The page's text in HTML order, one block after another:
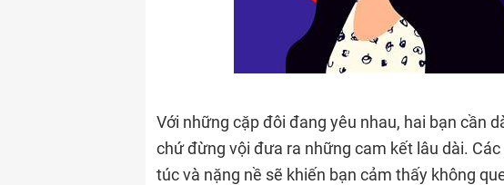
Với những cặp đôi đang yêu nhau, hai bạn cần
chứ đừng vội đưa ra những cam kết lâu dài.
túc và nặng nề sẽ khiến bạn cảm thấy không